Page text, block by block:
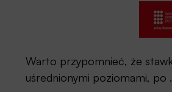
Warto przypomnieć, że
uśrednionymi poziomami, po